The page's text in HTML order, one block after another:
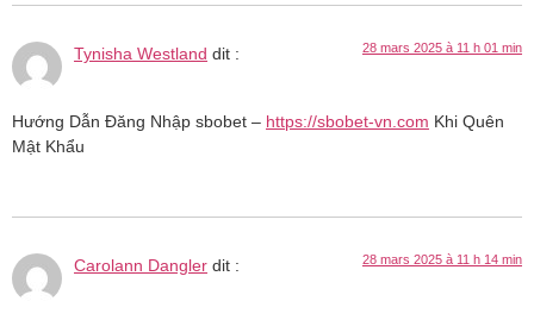
Tynisha Westland dit : 28 mars 2025 à 11 h 01 min
Hướng Dẫn Đăng Nhập sbobet – https://sbobet-vn.com Khi Quên
Mật Khẩu
Carolann Dangler dit : 28 mars 2025 à 11 h 14 min